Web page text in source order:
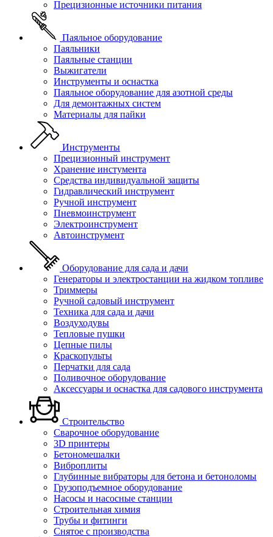
Прецизионные источники питания
Паяльное оборудование
Паяльники
Паяльные станции
Выжигатели
Инструменты и оснастка
Паяльное оборудование для азотной среды
Для демонтажных систем
Материалы для пайки
Инструменты
Прецизионный инструмент
Хранение инстумента
Средства индивидуальной защиты
Гидравлический инструмент
Ручной инструмент
Пневмоинструмент
Электроинструмент
Автоинструмент
Оборудование для сада и дачи
Генераторы и электростанции на жидком топливе
Триммеры
Ручной садовый инструмент
Техника для сада и дачи
Воздуходувы
Тепловые пушки
Цепные пилы
Краскопульты
Перчатки для сада
Поливочное оборудование
Аксессуары и оснастка для садового инструмента
Строительство
Сварочное оборудование
3D принтеры
Бетономешалки
Виброплиты
Глубинные вибраторы для бетона и бетоноломы
Грузоподъемное оборудование
Насосы и насосные станции
Строительная химия
Трубы и фитинги
Снятое с производства